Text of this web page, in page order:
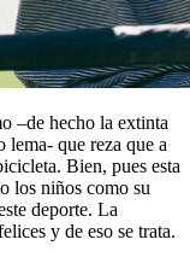
–de hecho la extinta
lema- que reza que a
Bien, pues esta
los niños como su
deporte. La
y de eso se trata.